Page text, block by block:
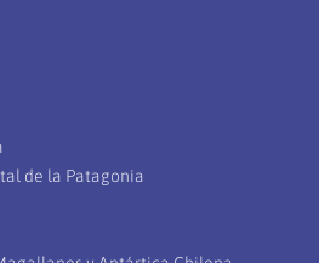
de la Patagonia